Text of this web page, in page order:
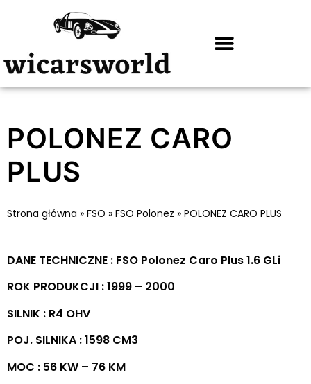
POLONEZ CARO
PLUS
Strona główna » FSO » FSO Polonez » POLONEZ CARO PLUS
DANE TECHNICZNE : FSO Polonez Caro Plus 1.6 GLi
ROK PRODUKCJI : 1999 – 2000
SILNIK : R4 OHV
POJ. SILNIKA : 1598 CM3
MOC : 56 KW – 76 KM